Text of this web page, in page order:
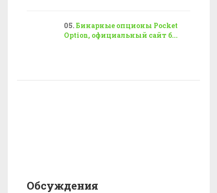
Бинарные опционы Pocket
Option, официальный сайт б...
Обсуждения